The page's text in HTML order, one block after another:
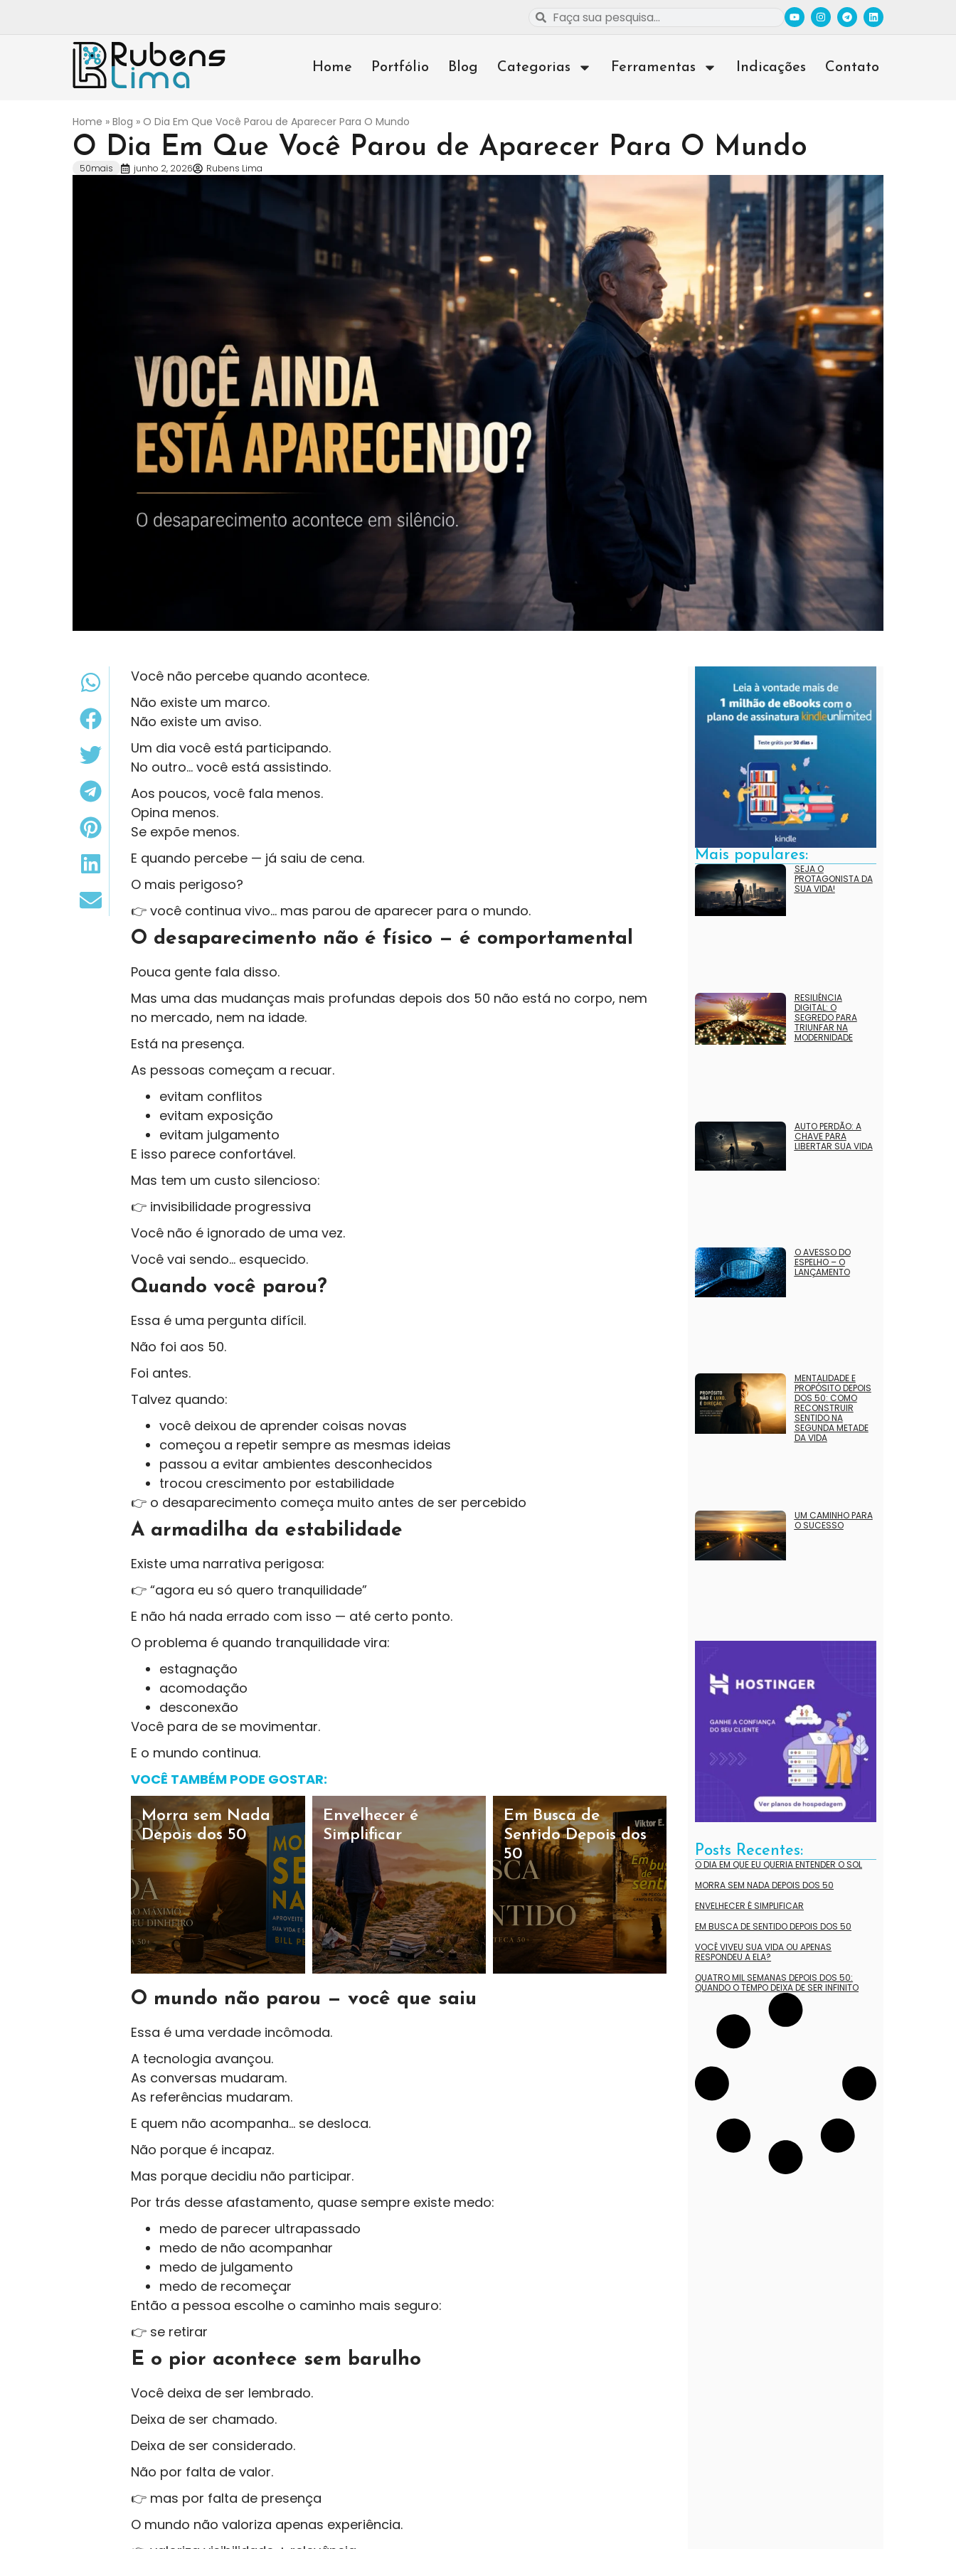
Home Portfólio Blog Categorias Ferramentas Indicações Contato
Home » Blog » O Dia Em Que Você Parou de Aparecer Para O Mundo
O Dia Em Que Você Parou de Aparecer Para O Mundo
50mais junho 2, 2026 Rubens Lima
Você não percebe quando acontece.
Não existe um marco.
Não existe um aviso.
Um dia você está participando.
No outro… você está assistindo.
Aos poucos, você fala menos.
Opina menos.
Se expõe menos.
E quando percebe — já saiu de cena.
O mais perigoso?
👉 você continua vivo… mas parou de aparecer para o mundo.
O desaparecimento não é físico — é comportamental
Pouca gente fala disso.
Mas uma das mudanças mais profundas depois dos 50 não está no corpo, nem
no mercado, nem na idade.
Está na presença.
As pessoas começam a recuar.
evitam conflitos
evitam exposição
evitam julgamento
E isso parece confortável.
Mas tem um custo silencioso:
👉 invisibilidade progressiva
Você não é ignorado de uma vez.
Você vai sendo… esquecido.
Quando você parou?
Essa é uma pergunta difícil.
Não foi aos 50.
Foi antes.
Talvez quando:
você deixou de aprender coisas novas
começou a repetir sempre as mesmas ideias
passou a evitar ambientes desconhecidos
trocou crescimento por estabilidade
👉 o desaparecimento começa muito antes de ser percebido
A armadilha da estabilidade
Existe uma narrativa perigosa:
👉 “agora eu só quero tranquilidade”
E não há nada errado com isso — até certo ponto.
O problema é quando tranquilidade vira:
estagnação
acomodação
desconexão
Você para de se movimentar.
E o mundo continua.
VOCÊ TAMBÉM PODE GOSTAR:
Morra sem Nada
Depois dos 50
Envelhecer é
Simplificar
Em Busca de
Sentido Depois dos
50
O mundo não parou — você que saiu
Essa é uma verdade incômoda.
A tecnologia avançou.
As conversas mudaram.
As referências mudaram.
E quem não acompanha… se desloca.
Não porque é incapaz.
Mas porque decidiu não participar.
Por trás desse afastamento, quase sempre existe medo:
medo de parecer ultrapassado
medo de não acompanhar
medo de julgamento
medo de recomeçar
Então a pessoa escolhe o caminho mais seguro:
👉 se retirar
E o pior acontece sem barulho
Você deixa de ser lembrado.
Deixa de ser chamado.
Deixa de ser considerado.
Não por falta de valor.
👉 mas por falta de presença
O mundo não valoriza apenas experiência.
Mais populares:
SEJA O
PROTAGONISTA DA
SUA VIDA!
RESILIÊNCIA
DIGITAL: O
SEGREDO PARA
TRIUNFAR NA
MODERNIDADE
AUTO PERDÃO: A
CHAVE PARA
LIBERTAR SUA VIDA
O AVESSO DO
ESPELHO – O
LANÇAMENTO
MENTALIDADE E
PROPÓSITO DEPOIS
DOS 50: COMO
RECONSTRUIR
SENTIDO NA
SEGUNDA METADE
DA VIDA
UM CAMINHO PARA
O SUCESSO
Posts Recentes:
O DIA EM QUE EU QUERIA ENTENDER O SOL
MORRA SEM NADA DEPOIS DOS 50
ENVELHECER É SIMPLIFICAR
EM BUSCA DE SENTIDO DEPOIS DOS 50
VOCÊ VIVEU SUA VIDA OU APENAS
RESPONDEU A ELA?
QUATRO MIL SEMANAS DEPOIS DOS 50:
QUANDO O TEMPO DEIXA DE SER INFINITO